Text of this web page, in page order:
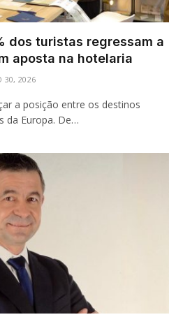
dos turistas regressam a
aposta na hotelaria
30, 2026
a posição entre os destinos
da Europa. De…